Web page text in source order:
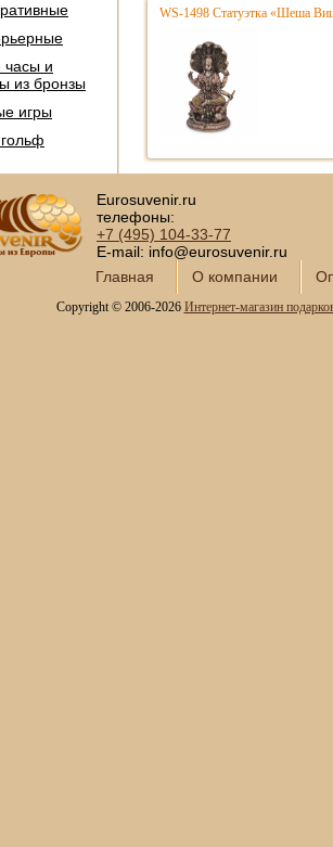
и
из бронзы
игры
куклы
с любовью
WS-1498 Статуэтка «Шеша
Eurosuvenir.ru
телефоны:
+7 (495) 104-33-77
E-mail: info@eurosuvenir.ru
Главная
О компании
Copyright © 2006-2026 Интернет-магазин